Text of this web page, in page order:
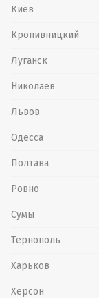
Киев
Кропивницкий
Луганск
Николаев
Львов
Одесса
Полтава
Ровно
Сумы
Тернополь
Харьков
Херсон